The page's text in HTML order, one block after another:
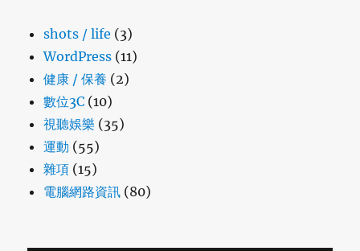
shots / life (3)
WordPress (11)
健康 / 保養 (2)
數位3C (10)
視聽娛樂 (35)
運動 (55)
雜項 (15)
電腦網路資訊 (80)